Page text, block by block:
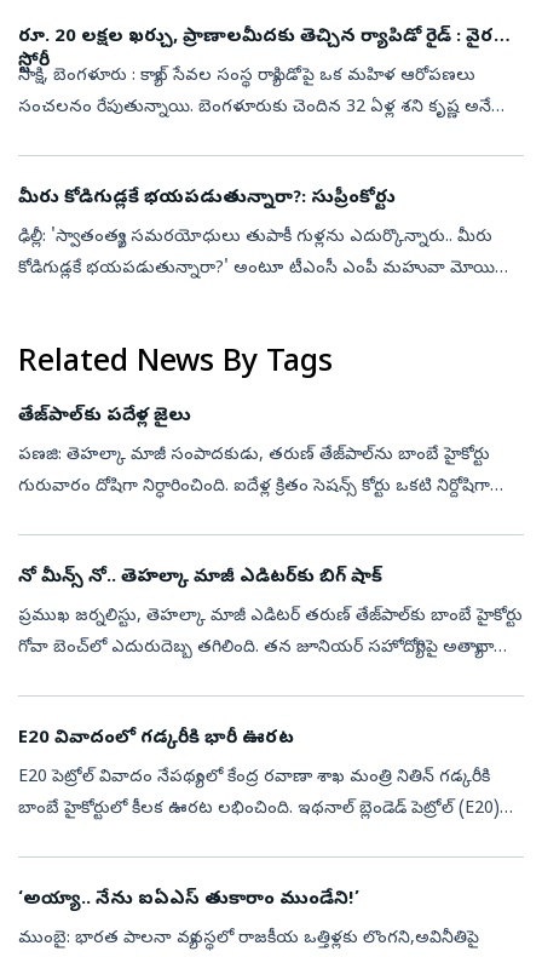
రూ. 20 లక్షల ఖర్చు, ప్రాణాలమీదకు తెచ్చిన ర్యాపిడో రైడ్‌ : వైరల్‌
స్టోరీ
సాక్షి, బెంగళూరు : క్యాబ్‌ సేవల సంస్థ ర్యాపిడోపై ఒక మహిళ ఆరోపణలు
సంచలనం రేపుతున్నాయి. బెంగళూరుకు చెందిన 32 ఏళ్ల శని కృష్ణ అనే
మీరు కోడిగుడ్లకే భయపడుతున్నారా?: సుప్రీంకోర్టు
ఢిల్లీ: 'స్వాతంత్య్ర సమరయోధులు తుపాకీ గుళ్లను ఎదుర్కొన్నారు.. మీరు
కోడిగుడ్లకే భయపడుతున్నారా?' అంటూ టీఎంసీ ఎంపీ మహువా మోయిత్రా
Related News By Tags
తేజ్‌పాల్‌కు పదేళ్ల జైలు
పణజి: తెహల్కా మాజీ సంపాదకుడు, తరుణ్‌ తేజ్‌పాల్‌ను బాంబే హైకోర్టు
గురువారం దోషిగా నిర్ధారించింది. ఐదేళ్ల క్రితం సెషన్స్‌ కోర్టు ఒకటి నిర్దోషిగా
నో మీన్స్‌ నో.. తెహల్కా మాజీ ఎడిటర్‌కు బిగ్‌ షాక్‌
ప్రముఖ జర్నలిస్టు, తెహల్కా మాజీ ఎడిటర్‌ తరుణ్‌ తేజ్‌పాల్‌కు బాంబే హైకోర్టు
గోవా బెంచ్‌లో ఎదురుదెబ్బ తగిలింది. తన జూనియర్‌ సహోద్యోగిపై అత్యాచారం
E20 వివాదంలో గడ్కరీకి భారీ ఊరట
E20 పెట్రోల్‌ వివాదం నేపథ్యంలో కేంద్ర రవాణా శాఖ మంత్రి నితిన్‌ గడ్కరీకి
బాంబే హైకోర్టులో కీలక ఊరట లభించింది. ఇథనాల్‌ బ్లెండెడ్‌ పెట్రోల్‌ (E20)
‘అయ్యా.. నేను ఐఏఎస్‌ తుకారాం ముండేని!’
ముంబై: భారత పాలనా వ్యవస్థలో రాజకీయ ఒత్తిళ్లకు లొంగని,అవినీతిపై